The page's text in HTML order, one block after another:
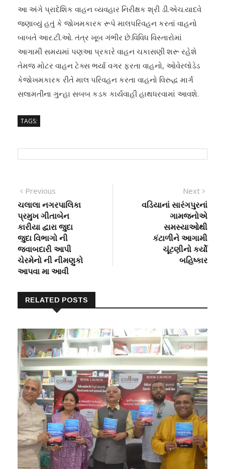
આ અંગે પ્રાદેશિક વાહન વ્યવહાર નિરીક્ષક શ્રી ડી.એચ.યાદવે
જણાવ્યું હતું કે જોખમકારક રૂપે માલપરિવહન કરતાં વાહનો
બાબતે આર.ટી.ઓ. તંત્ર ખૂબ ગંભીર છે.વિવિધ વિસ્તારોમાં
આગામી સમયમાં પણઆ પ્રકારે વાહન ચકાસણી શરૂ રહેશે
તેમજ મોટર વાહન ટેક્સ ભર્યા વગર ફરતા વાહનો, ઓવેરલોડેડ
કેજોખમકારક રીતે માલ પરિવહન કરતા વાહનો વિરુદ્ધ માર્ગ
સલામતીના ગુન્હા સબબ કડક કાર્યવાહી હાથધરવામાં આવશે.
TAGS:
Post
navigation
Previous
post:
ચલાલા નગરપાલિકા
પ્રમુખ ગીતાબેન
કારીયા દ્વારા જુદા
જુદા વિભાગો ની
જવાબદારી આપી
ચેરમેનો ની નીમણુકો
આપવા મા આવી
Next
post:
વડિયાનાં સારંગપુરનાં
ગામજનોએ
સમસ્‍યાઓથી
કંટાળીને આગામી
ચૂંટણીનો કર્યો
બહિષ્‍કાર
RELATED POSTS